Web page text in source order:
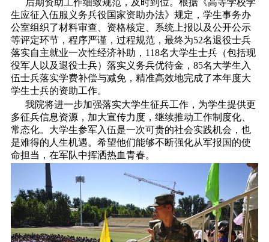
后期资助工作细致规范，及时到位。根据《高等学校学
生应征入伍服义务兵役国家资助办法》规定，学生事务办
公室组织了材料审查、资格核定、系统上报以及公开公示
等评定环节，程序严谨，过程规范，最终为52名退役士兵
落实自主就业一次性经济补助，118名大学生士兵（包括现
役军人以及退役士兵）落实义务兵优待金，85名大学生入
伍士兵落实学费补偿与减免，精准高效地完成了本年度大
学生士兵的资助工作。
我院将进一步加强落实大学生征兵工作，为学生提供更
多征兵信息资源，加大宣传力度，继续推动工作制度化、
常态化。大学生参军入伍是一次可贵的社会实践机会，也
是难得的人生机遇。希望他们能够不断强化从军报国的使
命担当，在军队中挥洒热血青春。